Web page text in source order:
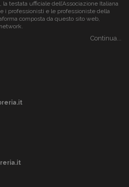
testata ufficiale dell’Associazione Italiana
i professionisti e le professioniste della
composta da questo sito web,
Continua...